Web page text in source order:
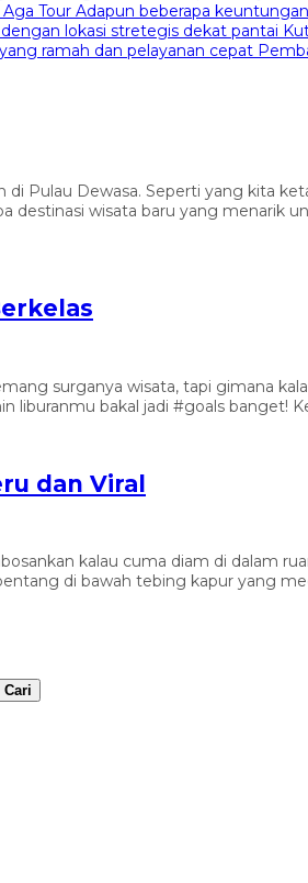
Pulau Dewasa. Seperti yang kita
destinasi wisata baru yang menarik
surganya wisata, tapi gimana
bakal jadi #goals banget!
dan Viral
kalau cuma diam di dalam
di bawah tebing kapur yang
Cari